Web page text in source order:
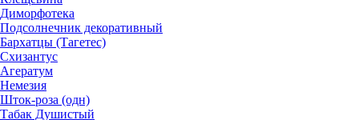
Диморфотека
Подсолнечник декоративный
Бархатцы (Тагетес)
Схизантус
Агератум
Немезия
Шток-роза (одн)
Табак Душистый